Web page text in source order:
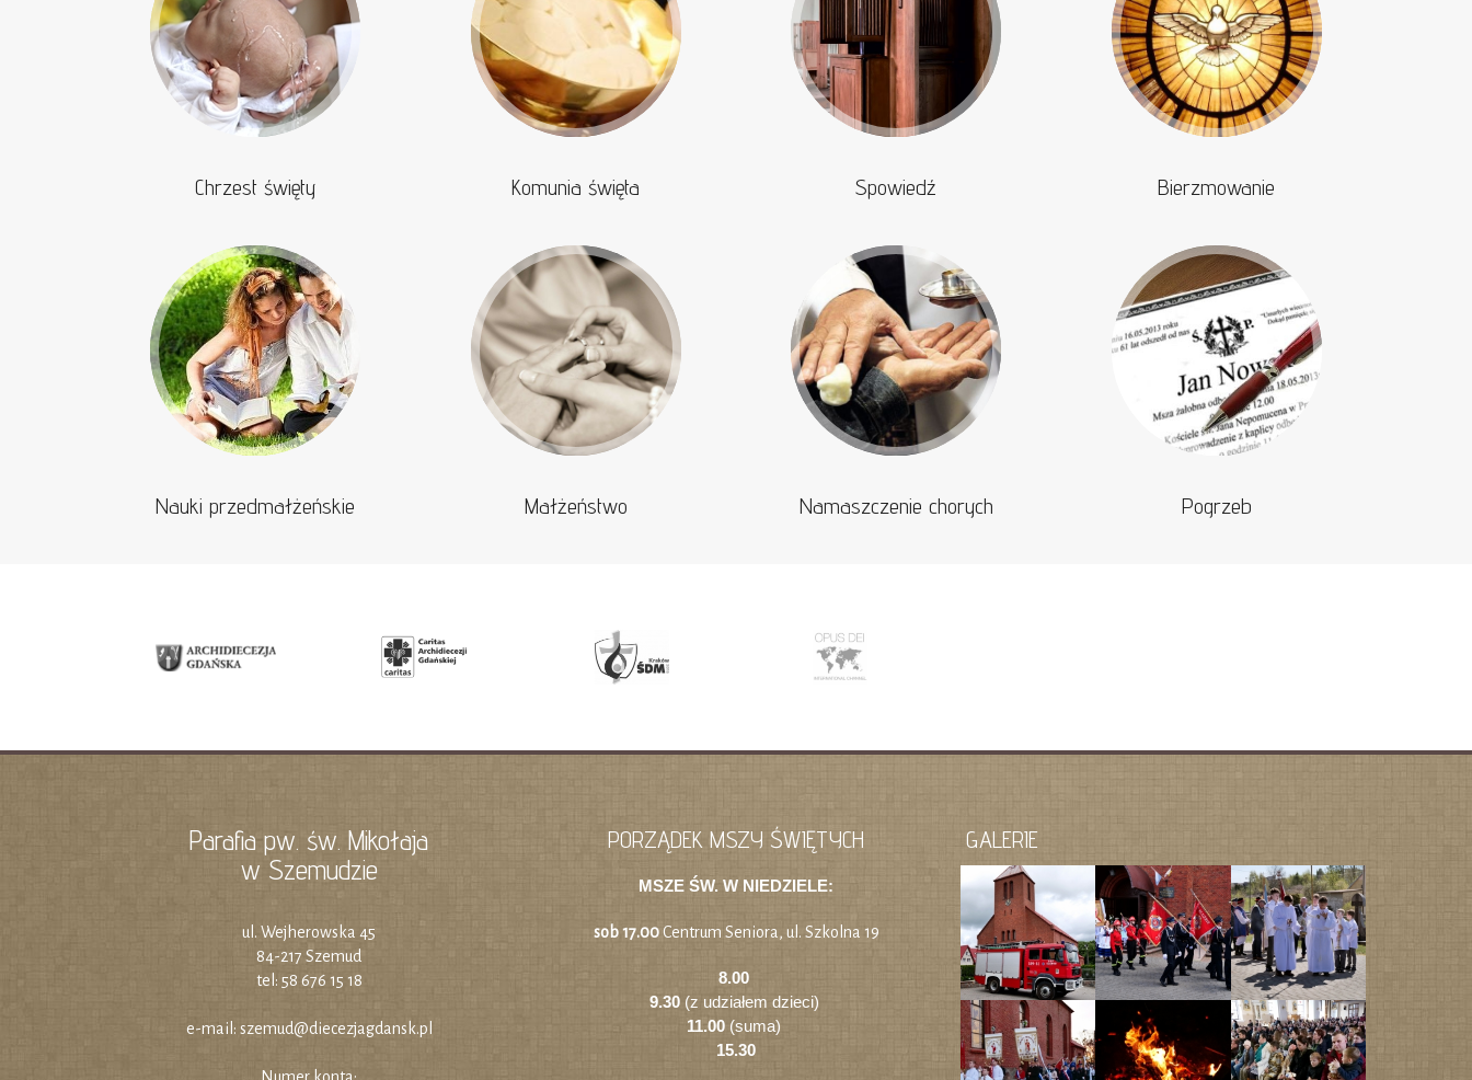
Chrzest święty Komunia święta Spowiedź Bierzmowanie
Nauki przedmałżeńskie Małżeństwo Namaszczenie chorych Pogrzeb
Parafia pw. św. Mikołaja
w Szemudzie
ul. Wejherowska 45
84-217 Szemud
tel: 58 676 15 18
e-mail: szemud@diecezjagdansk.pl
PORZĄDEK MSZY ŚWIĘTYCH
MSZE ŚW. W NIEDZIELE:
sob 17.00Centrum Seniora, ul. Szkolna 19
8.00
9.30(z udziałem dzieci)
11.00 (suma)
15.30
GALERIE